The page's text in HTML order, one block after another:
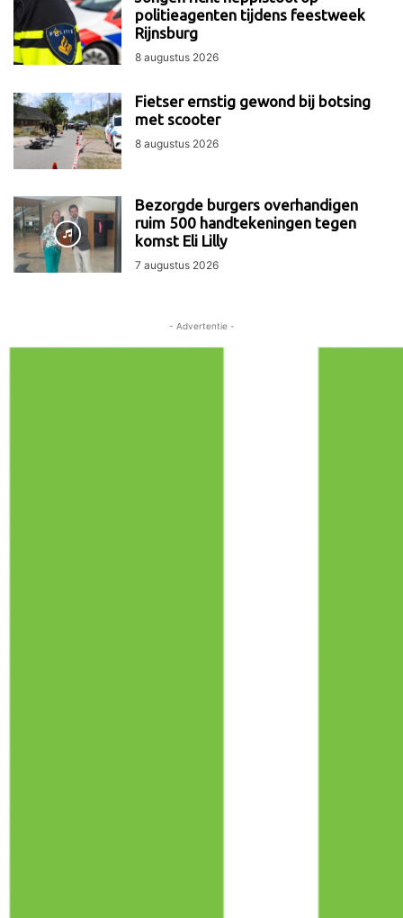
politieagenten tijdens feestweek
Rijnsburg
8 augustus 2026
Fietser ernstig gewond bij botsing
met scooter
8 augustus 2026
Bezorgde burgers overhandigen
ruim 500 handtekeningen tegen
komst Eli Lilly
7 augustus 2026
- Advertentie -